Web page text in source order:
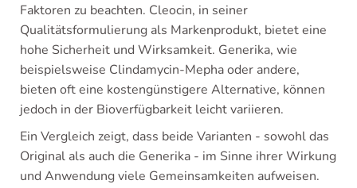
Faktoren zu beachten. Cleocin, in seiner
Qualitätsformulierung als Markenprodukt, bietet eine
hohe Sicherheit und Wirksamkeit. Generika, wie
beispielsweise Clindamycin-Mepha oder andere,
bieten oft eine kostengünstigere Alternative, können
jedoch in der Bioverfügbarkeit leicht variieren.
Ein Vergleich zeigt, dass beide Varianten - sowohl das
Original als auch die Generika - im Sinne ihrer Wirkung
und Anwendung viele Gemeinsamkeiten aufweisen.